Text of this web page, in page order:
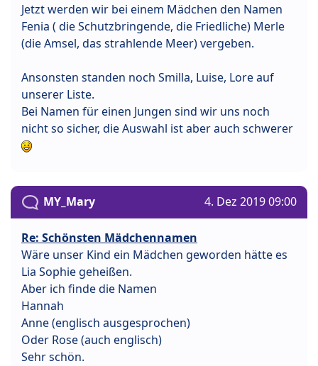
Jetzt werden wir bei einem Mädchen den Namen
Fenia ( die Schutzbringende, die Friedliche) Merle
(die Amsel, das strahlende Meer) vergeben.
Ansonsten standen noch Smilla, Luise, Lore auf
unserer Liste.
Bei Namen für einen Jungen sind wir uns noch
nicht so sicher, die Auswahl ist aber auch schwerer
MY_Mary 4. Dez 2019 09:00
Re: Schönsten Mädchennamen
Wäre unser Kind ein Mädchen geworden hätte es
Lia Sophie geheißen.
Aber ich finde die Namen
Hannah
Anne (englisch ausgesprochen)
Oder Rose (auch englisch)
Sehr schön.